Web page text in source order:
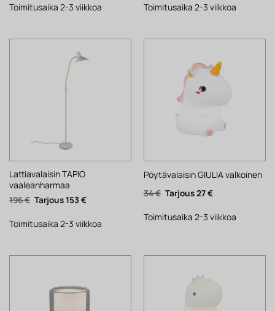
70 €. 55 €.
Toimitusaika 2-3 viikkoa 52 €. 41 €.
Toimitusaika 2-3 viikkoa
Lattiavalaisin TAPIO
vaaleanharmaa
196€ Alkuperäinen
hinta
196 €.
153 €Nykyinen
153 €.
Toimitusaika 2-3 viikkoa
Pöytävalaisin GIULIA valkoinen
34€ Alkuperäinen
hinta
34 €.
27€Nykyinen
27 €.
Toimitusaika 2-3 viikkoa